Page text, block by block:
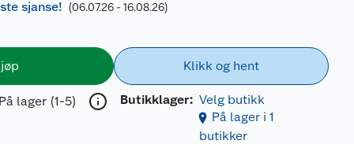
sjanse! (06.07.26 - 16.08.26)
På lager (1-5)
Klikk og hent
Butikklager: Velg butikk
På lager i 1
butikker